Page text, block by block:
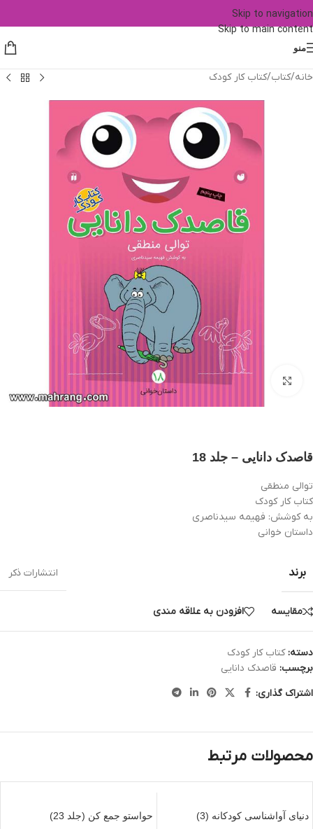
Skip to navigation
Skip to main content
منو
خانه/کتاب/کتاب کار کودک
قاصدک دانایی – جلد 18
توالی منطقی
کتاب کار کودک
به کوشش: فهیمه سیدناصری
داستان خوانی
برند انتشارات ذکر
مقایسه افزودن به علاقه مندی
دسته: کتاب کار کودک
برچسب: قاصدک دانایی
اشتراک گذاری:
محصولات مرتبط
دنیای آواشناسی کودکانه (3) حواستو جمع کن (جلد 23)